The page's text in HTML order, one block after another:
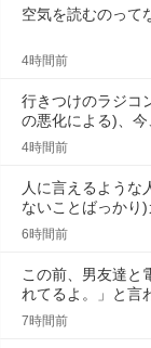
空気を読むのって
4時間前
行きつけのラジコ
の悪化による)、今
4時間前
人に言えるような
ないことばっかり)
6時間前
この前、男友達と
れてるよ。」と言
7時間前